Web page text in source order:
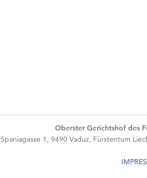
Oberster Gerichtshof des
Spaniagasse 1, 9490 Vaduz, Fürstentum